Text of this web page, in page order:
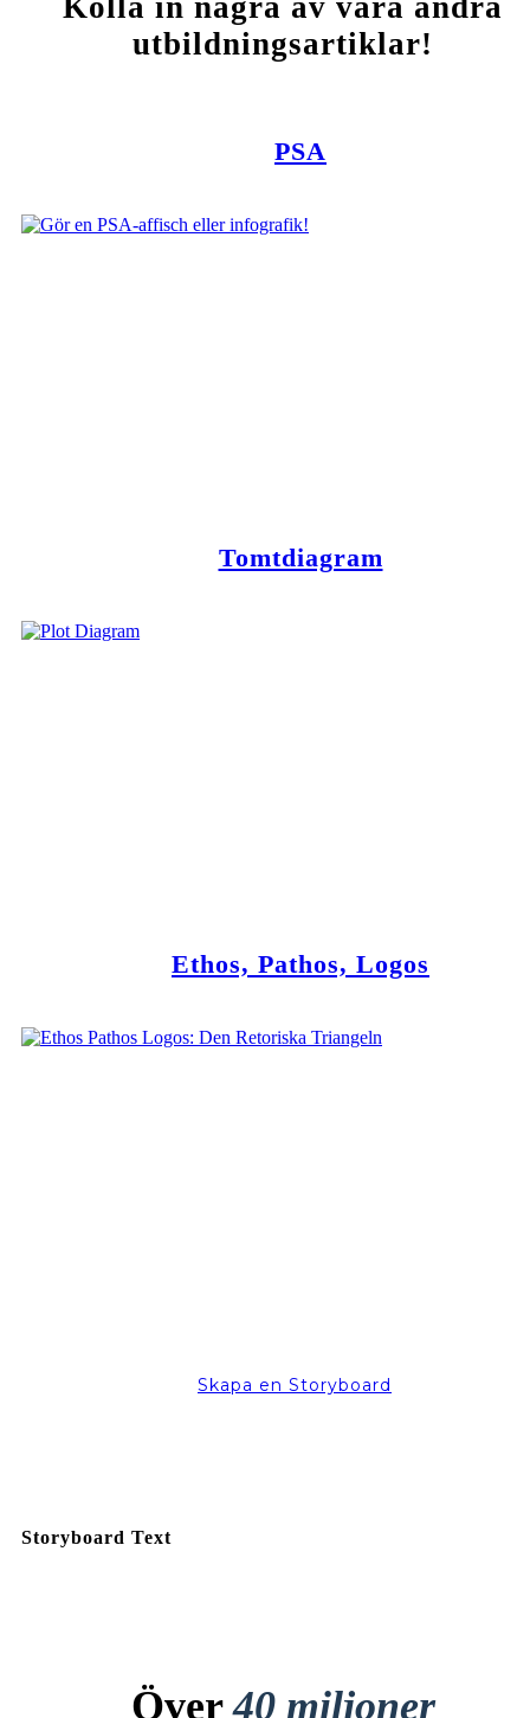
Kolla in några av våra andra
utbildningsartiklar!
PSA
Tomtdiagram
Ethos, Pathos, Logos
Skapa en Storyboard
Storyboard Text
Över40 miljoner